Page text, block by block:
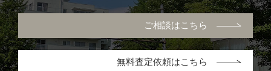
ご相談はこちら
無料査定依頼はこちら